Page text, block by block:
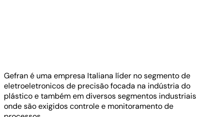
Gefran é uma empresa Italiana líder no segmento de
eletroeletronicos de precisão focada na indústria do
plástico e também em diversos segmentos industriais
onde são exigidos controle e monitoramento de